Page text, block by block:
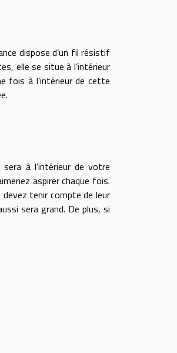
dispose d’un fil résistif
elle se situe à l’intérieur
fois à l’intérieur de cette
à l’intérieur de votre
aspirer chaque fois.
tenir compte de leur
sera grand. De plus, si